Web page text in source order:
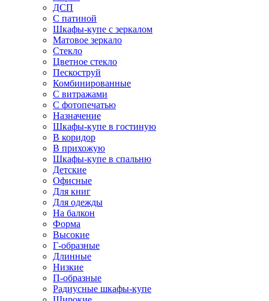
ДСП
С патиной
Шкафы-купе с зеркалом
Матовое зеркало
Стекло
Цветное стекло
Пескоструй
Комбинированные
С витражами
С фотопечатью
Назначение
Шкафы-купе в гостиную
В коридор
В прихожую
Шкафы-купе в спальню
Детские
Офисные
Для книг
Для одежды
На балкон
Форма
Высокие
Г-образные
Длинные
Низкие
П-образные
Радиусные шкафы-купе